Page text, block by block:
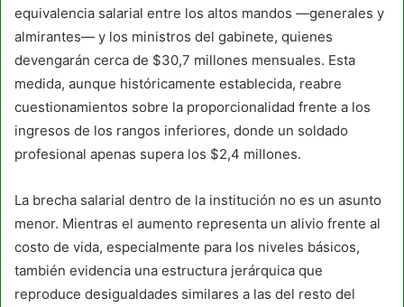
equivalencia salarial entre los altos mandos —generales y
almirantes— y los ministros del gabinete, quienes
devengarán cerca de $30,7 millones mensuales. Esta
medida, aunque históricamente establecida, reabre
cuestionamientos sobre la proporcionalidad frente a los
ingresos de los rangos inferiores, donde un soldado
profesional apenas supera los $2,4 millones.
La brecha salarial dentro de la institución no es un asunto
menor. Mientras el aumento representa un alivio frente al
costo de vida, especialmente para los niveles básicos,
también evidencia una estructura jerárquica que
reproduce desigualdades similares a las del resto del